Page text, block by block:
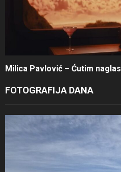
Milica Pavlović – Ćutim naglas
FOTOGRAFIJA DANA